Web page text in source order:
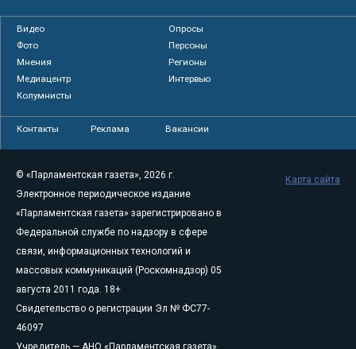
Видео
Опросы
Фото
Персоны
Мнения
Регионы
Медиацентр
Интервью
Колумнисты
Контакты Реклама Вакансии
© «Парламентская газета», 2026 г.
Электронное периодическое издание
«Парламентская газета» зарегистрировано в
Федеральной службе по надзору в сфере
связи, информационных технологий и
массовых коммуникаций (Роскомнадзор) 05
августа 2011 года. 18+
Свидетельство о регистрации Эл № ФС77-
46097
Учредитель — АНО «Парламентская газета»
Карта сайта